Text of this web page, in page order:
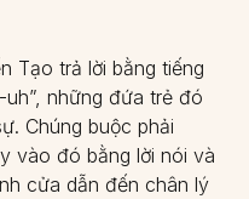
Tạo trả lời bằng tiếng
những đứa trẻ đó
Chúng buộc phải
vào đó bằng lời nói và
cửa dẫn đến chân lý